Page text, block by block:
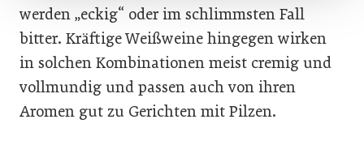
werden „eckig“ oder im schlimmsten Fall
bitter. Kräftige Weißweine hingegen wirken
in solchen Kombinationen meist cremig und
vollmundig und passen auch von ihren
Aromen gut zu Gerichten mit Pilzen.